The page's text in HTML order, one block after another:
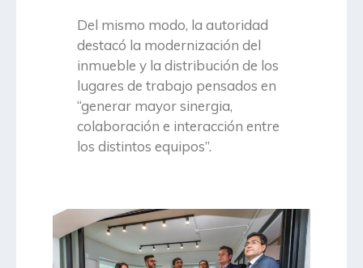
Del mismo modo, la autoridad
destacó la modernización del
inmueble y la distribución de los
lugares de trabajo pensados en
“generar mayor sinergia,
colaboración e interacción entre
los distintos equipos”.